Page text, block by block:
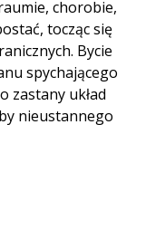
chorobie,
tocząc się
Bycie
spychającego
zastany układ
nieustannego